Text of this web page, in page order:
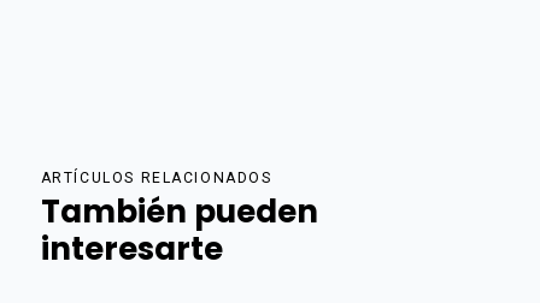
ARTÍCULOS RELACIONADOS
También pueden
interesarte